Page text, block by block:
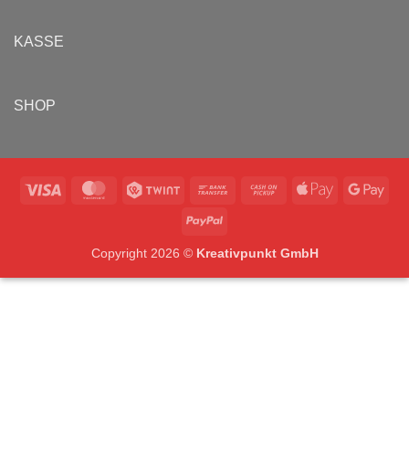
KASSE
SHOP
Visa MasterCardTwint
Bank
Cash
Apple
PayPal
Copyright 2026 © Kreativpunkt GmbH